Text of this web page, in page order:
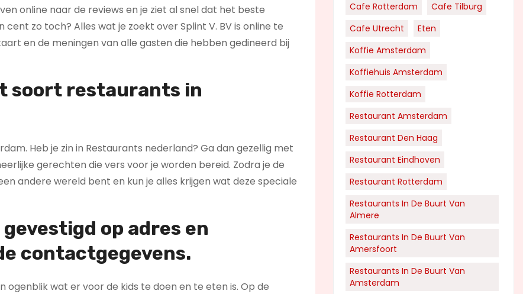
online naar de reviews en je ziet al snel dat het beste
zo toch? Alles wat je zoekt over Splint V. BV is online te
en de meningen van alle gasten die hebben gedineerd bij
soort restaurants in
Heb je zin in Restaurants nederland? Ga dan gezellig met
gerechten die vers voor je worden bereid. Zodra je de
andere wereld bent en kun je alles krijgen wat deze speciale
gevestigd op adres en
contactgegevens.
ogenblik wat er voor de kids te doen en te eten is. Op de
Cafe Rotterdam
Cafe Tilburg
Cafe Utrecht
Eten
Koffie Amsterdam
Koffiehuis Amsterdam
Koffie Rotterdam
Restaurant Amsterdam
Restaurant Den Haag
Restaurant Eindhoven
Restaurant Rotterdam
Restaurants In De Buurt Van
Almere
Restaurants In De Buurt Van
Amersfoort
Restaurants In De Buurt Van
Amsterdam